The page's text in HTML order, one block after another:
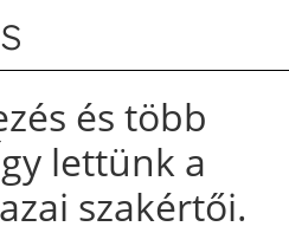
és több
lettünk a
szakértői.